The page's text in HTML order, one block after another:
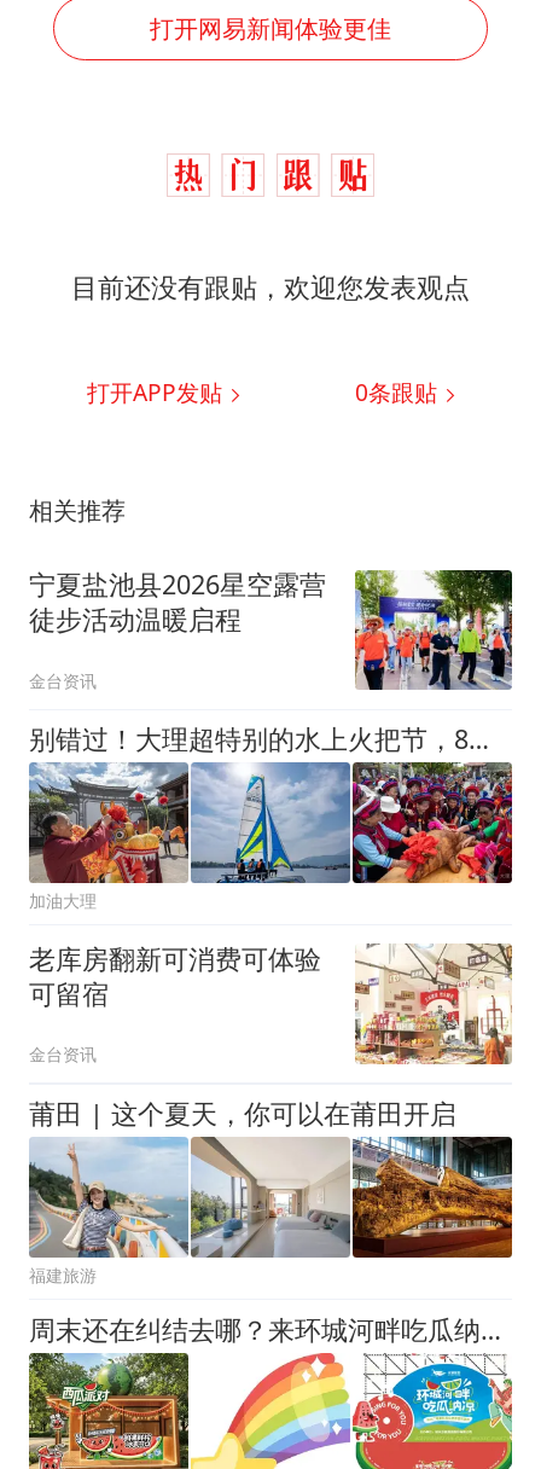
打开网易新闻体验更佳
目前还没有跟贴，欢迎您发表观点
打开APP发贴 0条跟贴
相关推荐
宁夏盐池县2026星空露营
徒步活动温暖启程
金台资讯
别错过！大理超特别的水上火把节，8月5日正式开启
加油大理
老库房翻新可消费可体验
可留宿
金台资讯
莆田 | 这个夏天，你可以在莆田开启
福建旅游
周末还在纠结去哪？来环城河畔吃瓜纳凉，沉浸式纵享音乐派对！